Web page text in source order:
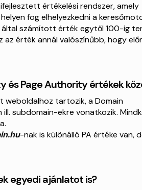
értékelési rendszer, amely
fog elhelyezkedni a
által számított érték egytől 100-ig
az érték annál valószínűbb, hogy
és Page Authority értékek
tartozik, a Domain
subdomain-ekre vonatkozik.
-nak is különálló PA értéke van,
egyedi ajánlatot is?